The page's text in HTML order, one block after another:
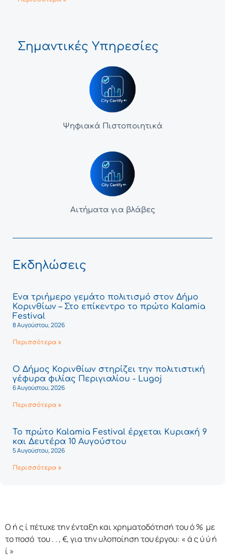
Σημαντικές Υπηρεσίες
Ψηφιακά Πιστοποιητικά
Αιτήματα για βλάβες
Εκδηλώσεις
Ένα τριήμερο γεμάτο πολιτισμό στον Δήμο
Κορινθίων – Στο επίκεντρο το πρώτο Kalamia
Festival
8 Αυγούστου, 2026
Περισσότερα »
Ο Δήμος Κορινθίων στηρίζει την πολιτιστική
γέφυρα φιλίας Περιγιαλίου - Lugoj
6 Αυγούστου, 2026
Περισσότερα »
Το πρώτο Kalamia Festival έρχεται Κυριακή 9
και Δευτέρα 10 Αυγούστου
5 Αυγούστου, 2026
Περισσότερα »
Ο ή ς ί πέτυχε την ένταξη και χρηματοδότησή του ό % με
το ποσό του . . , €, για την υλοποίηση του έργου: « ά ς ύ ύ ή
ί »